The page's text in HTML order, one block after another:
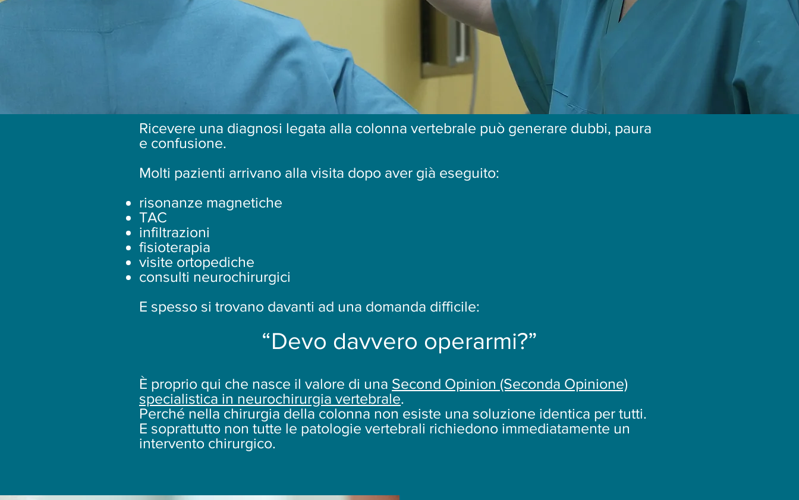
Ricevere una diagnosi legata alla colonna vertebrale può generare dubbi, paura
e confusione.
Molti pazienti arrivano alla visita dopo aver già eseguito:
risonanze magnetiche
TAC
infiltrazioni
fisioterapia
visite ortopediche
consulti neurochirurgici
E spesso si trovano davanti ad una domanda difficile:
“Devo davvero operarmi?”
È proprio qui che nasce il valore di una Second Opinion (Seconda Opinione)
specialistica in neurochirurgia vertebrale.
Perché nella chirurgia della colonna non esiste una soluzione identica per tutti.
E soprattutto non tutte le patologie vertebrali richiedono immediatamente un
intervento chirurgico.